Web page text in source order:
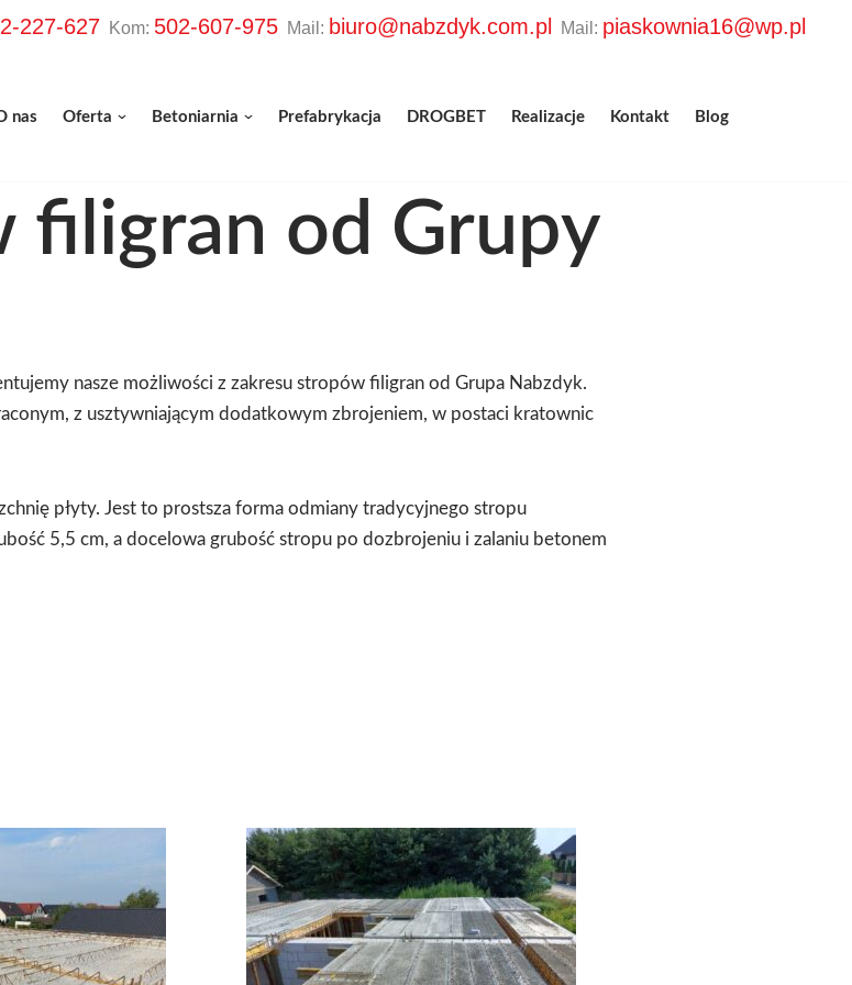
227-627 Kom: 502-607-975 Mail: biuro@nabzdyk.com.pl Mail: piaskownia16@wp.pl
nas Oferta Betoniarnia Prefabrykacja DROGBET Realizacje Kontakt Blog
filigran od Grupy
nasze możliwości z zakresu stropów filigran od Grupa Nabzdyk.
z usztywniającym dodatkowym zbrojeniem, w postaci kratownic
płyty. Jest to prostsza forma odmiany tradycyjnego stropu
5,5 cm, a docelowa grubość stropu po dozbrojeniu i zalaniu betonem